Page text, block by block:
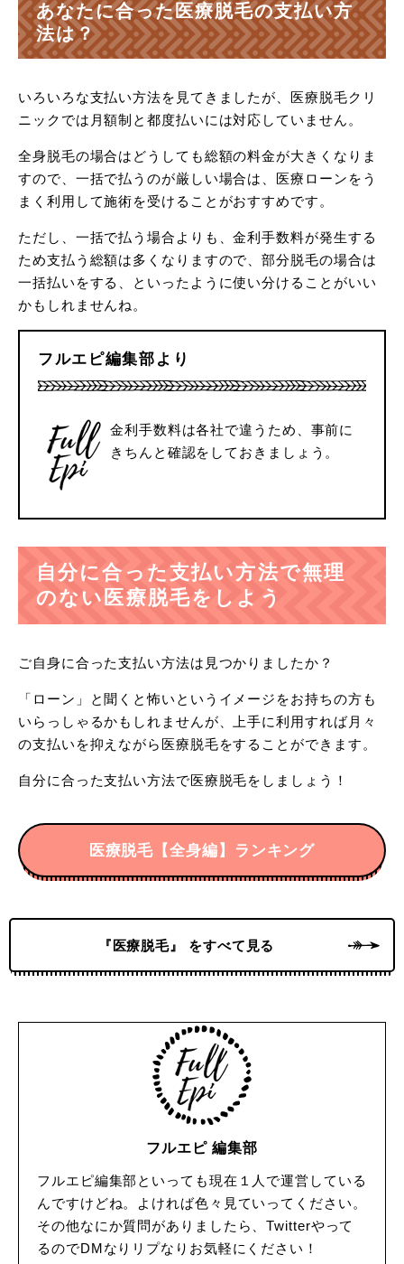
あなたに合った医療脱毛の支払い方
法は？
いろいろな支払い方法を見てきましたが、医療脱毛クリ
ニックでは月額制と都度払いには対応していません。
全身脱毛の場合はどうしても総額の料金が大きくなりま
すので、一括で払うのが厳しい場合は、医療ローンをう
まく利用して施術を受けることがおすすめです。
ただし、一括で払う場合よりも、金利手数料が発生する
ため支払う総額は多くなりますので、部分脱毛の場合は
一括払いをする、といったように使い分けることがいい
かもしれませんね。
フルエピ編集部より
金利手数料は各社で違うため、事前に
きちんと確認をしておきましょう。
自分に合った支払い方法で無理
のない医療脱毛をしよう
ご自身に合った支払い方法は見つかりましたか？
「ローン」と聞くと怖いというイメージをお持ちの方も
いらっしゃるかもしれませんが、上手に利用すれば月々
の支払いを抑えながら医療脱毛をすることができます。
自分に合った支払い方法で医療脱毛をしましょう！
医療脱毛【全身編】ランキング
『医療脱毛』 をすべて見る
フルエピ 編集部
フルエピ編集部といっても現在１人で運営している
んですけどね。よければ色々見ていってください。
その他なにか質問がありましたら、Twitterやって
るのでDMなりリプなりお気軽にください！